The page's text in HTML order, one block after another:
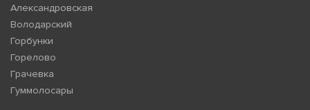
Александровская
Володарский
Горбунки
Горелово
Грачевка
Гуммолосары